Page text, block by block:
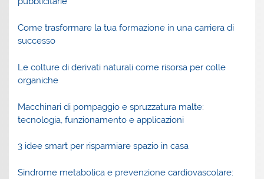
Come trasformare la tua formazione in una carriera di
successo
Le colture di derivati naturali come risorsa per colle
organiche
Macchinari di pompaggio e spruzzatura malte:
tecnologia, funzionamento e applicazioni
3 idee smart per risparmiare spazio in casa
Sindrome metabolica e prevenzione cardiovascolare: